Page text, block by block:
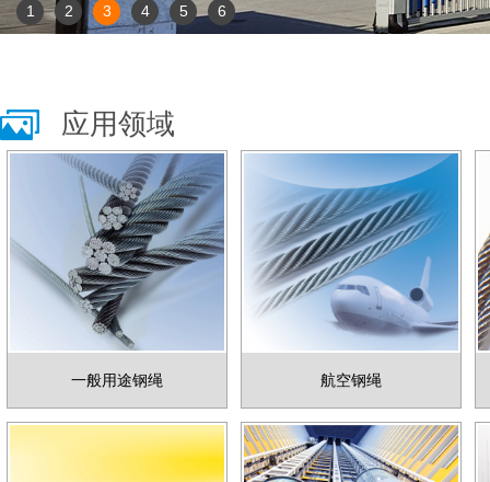
1 2 3 4 5 6
应用领域
一般用途钢绳 航空钢绳